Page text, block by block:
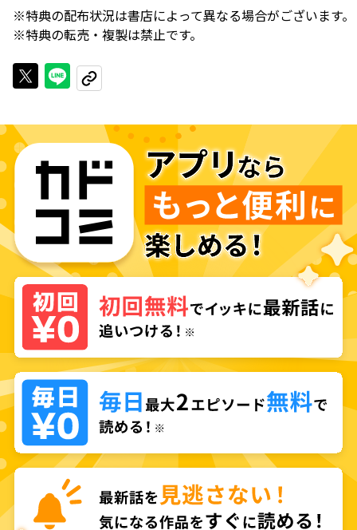
※特典の配布状況は書店によって異なる場合がございます。
※特典の転売・複製は禁止です。
Xで投稿するLINEでシェアする
URLをコピーする